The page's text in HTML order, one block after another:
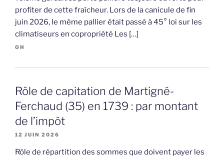
profiter de cette fraîcheur. Lors de la canicule de fin
juin 2026, le même pallier était passé à 45° loi sur les
climatiseurs en copropriété Les […]
OH
Rôle de capitation de Martigné-
Ferchaud (35) en 1739 : par montant
de l’impôt
12 JUIN 2026
Rôle de répartition des sommes que doivent payer les